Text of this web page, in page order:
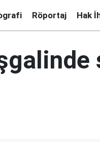
Röportaj Hak